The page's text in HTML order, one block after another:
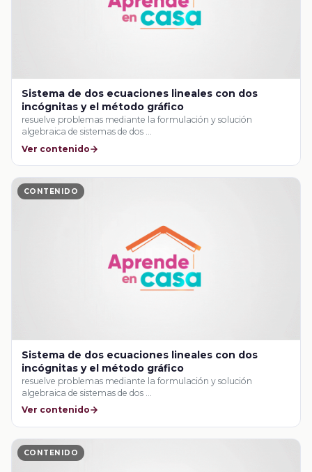
Sistema de dos ecuaciones lineales con dos
incógnitas y el método gráfico
resuelve problemas mediante la formulación y solución
algebraica de sistemas de dos …
Ver contenido
CONTENIDO
Sistema de dos ecuaciones lineales con dos
incógnitas y el método gráfico
resuelve problemas mediante la formulación y solución
algebraica de sistemas de dos …
Ver contenido
CONTENIDO